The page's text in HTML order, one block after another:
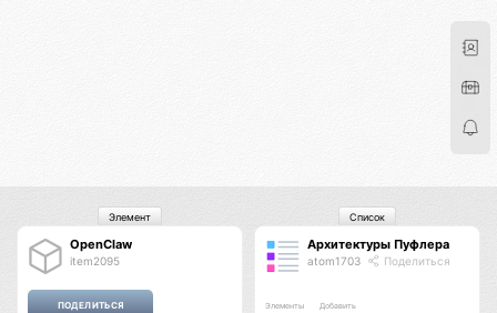
OpenClaw
item2095
Элемент
Архитектуры Пуфлера
atom1703 Поделиться
Элементы Добавить
Список